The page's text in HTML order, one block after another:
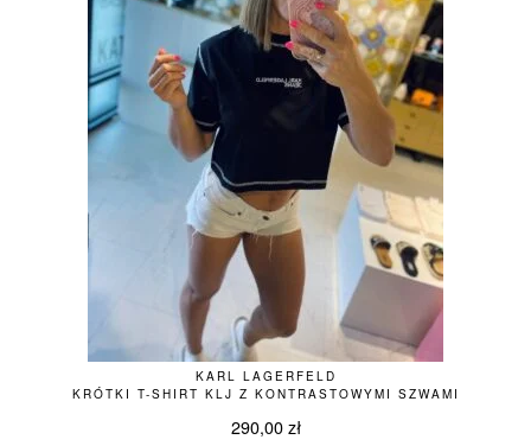
KARL LAGERFELD
KRÓTKI T-SHIRT KLJ Z KONTRASTOWYMI SZWAMI
290,00 zł